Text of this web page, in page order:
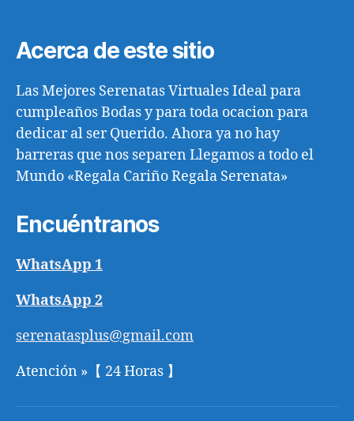
Acerca de este sitio
Las Mejores Serenatas Virtuales Ideal para
cumpleaños Bodas y para toda ocacion para
dedicar al ser Querido. Ahora ya no hay
barreras que nos separen Llegamos a todo el
Mundo «Regala Cariño Regala Serenata»
Encuéntranos
WhatsApp 1
WhatsApp 2
serenatasplus@gmail.com
Atención »【 24 Horas 】